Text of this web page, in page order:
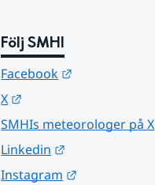
Följ SMHI
Facebook
X
SMHIs meteorologer på X
Linkedin
Instagram